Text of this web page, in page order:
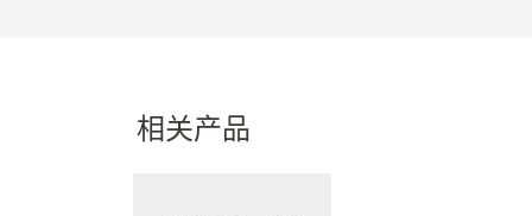
相关产品